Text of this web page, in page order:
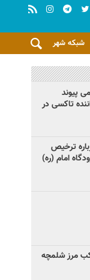
شبکه شهر
پیوند
تاکسی در
ترخیص
امام (ره)
مرز شلمچه